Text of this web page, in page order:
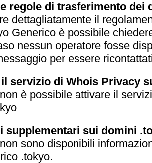
regole di trasferimento dei
dettagliatamente il
Generico è possibile
nessun operatore fosse
per essere
servizio di Whois Privacy
è possibile attivare il
supplementari sui domini
sono disponibili
.tokyo.